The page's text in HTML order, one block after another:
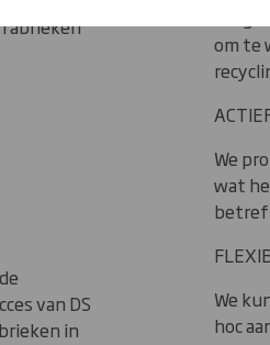
van DS
in
om te
We
wat
We
hoc